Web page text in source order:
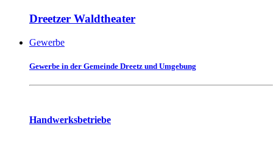
Dreetzer Waldtheater
Gewerbe
Gewerbe in der Gemeinde Dreetz und Umgebung
Handwerksbetriebe